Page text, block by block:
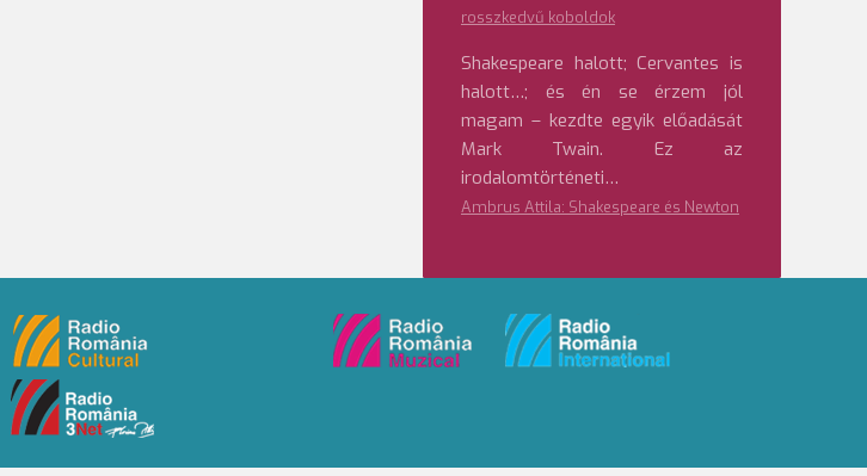
rosszkedvű koboldok
Shakespeare halott; Cervantes is
halott…; és én se érzem jól
magam – kezdte egyik előadását
Mark Twain. Ez az
irodalomtörténeti…
Ambrus Attila: Shakespeare és Newton